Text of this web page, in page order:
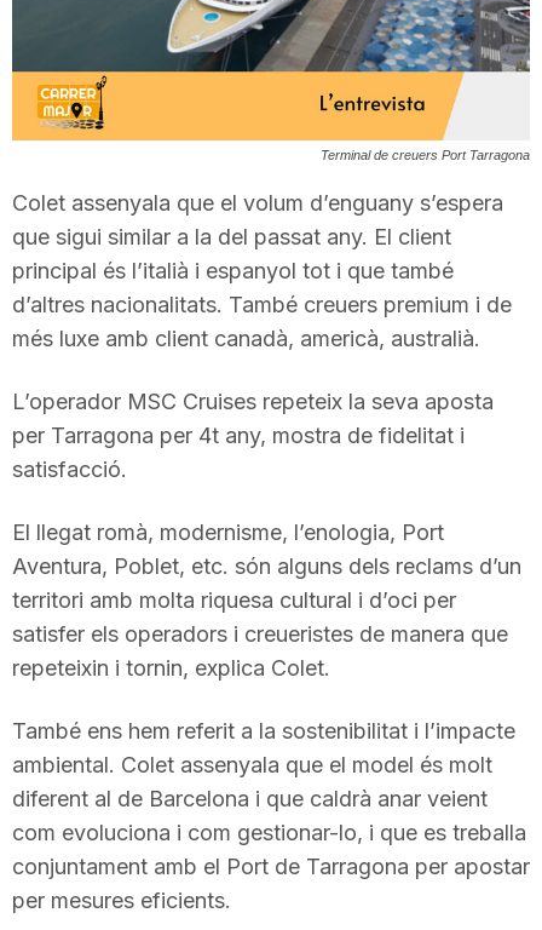
a
a
g
n
a
Terminal de creuers Port Tarragona
Colet assenyala que el volum d’enguany s’espera
que sigui similar a la del passat any. El client
principal és l’italià i espanyol tot i que també
d’altres nacionalitats. També creuers premium i de
més luxe amb client canadà, americà, australià.
L’operador MSC Cruises repeteix la seva aposta
per Tarragona per 4t any, mostra de fidelitat i
satisfacció.
El llegat romà, modernisme, l’enologia, Port
Aventura, Poblet, etc. són alguns dels reclams d’un
territori amb molta riquesa cultural i d’oci per
satisfer els operadors i creueristes de manera que
repeteixin i tornin, explica Colet.
També ens hem referit a la sostenibilitat i l’impacte
ambiental. Colet assenyala que el model és molt
diferent al de Barcelona i que caldrà anar veient
com evoluciona i com gestionar-lo, i que es treballa
conjuntament amb el Port de Tarragona per apostar
per mesures eficients.